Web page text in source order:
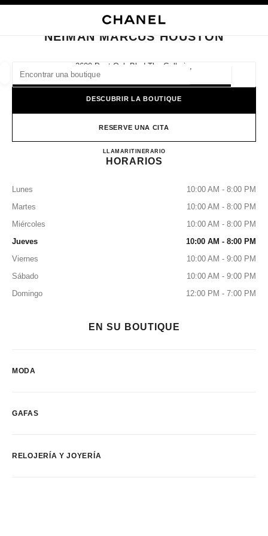
las sugerencias se muestran debajo de esta barra de búsqueda
0 Sugerencias disponibles
CERRAR TARJETA DE BOUTIQUE NEIMAN MARCUS HOUSTON
NEIMAN MARCUS HOUSTON
2600 Post Oak Blvd The Galleria,
DESCUBRIR LA BOUTIQUE
RESERVE UNA CITA
LLAMAR7136217100ITINERARIONEIMAN MARCUS
HORARIOS
Lunes
10:00 AM - 8:00 PM
Martes
10:00 AM - 8:00 PM
Miércoles
10:00 AM - 8:00 PM
Jueves
10:00 AM - 8:00 PM
Viernes
10:00 AM - 9:00 PM
Sábado
10:00 AM - 9:00 PM
Domingo
12:00 PM - 7:00 PM
EN SU BOUTIQUE
MODA
GAFAS
RELOJERÍA Y JOYERÍA
resultado de los filtros por:
GAFAS RELOJERÍA Y JOYERÍA